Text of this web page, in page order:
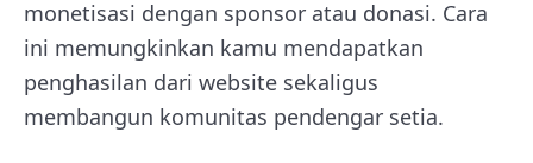
monetisasi dengan sponsor atau donasi. Cara
ini memungkinkan kamu mendapatkan
penghasilan dari website sekaligus
membangun komunitas pendengar setia.